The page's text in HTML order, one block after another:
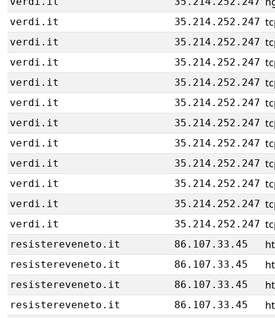
verdi.it 35.214.252.247
verdi.it 35.214.252.247
verdi.it 35.214.252.247
verdi.it 35.214.252.247
verdi.it 35.214.252.247
verdi.it 35.214.252.247
verdi.it 35.214.252.247
verdi.it 35.214.252.247
verdi.it 35.214.252.247
verdi.it 35.214.252.247
verdi.it 35.214.252.247
resistereveneto.it 86.107.33.45
resistereveneto.it 86.107.33.45
resistereveneto.it 86.107.33.45
resistereveneto.it 86.107.33.45